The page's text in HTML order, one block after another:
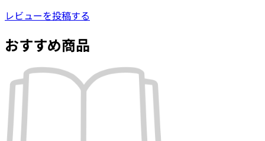
レビューを投稿する
おすすめ商品